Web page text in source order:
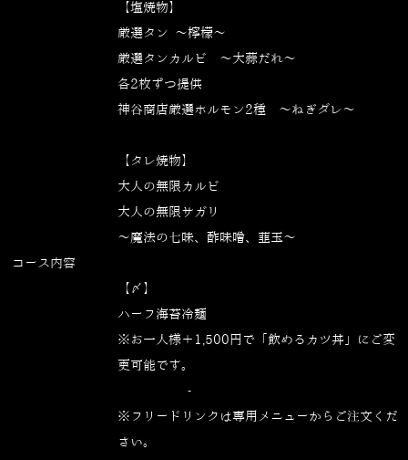
コース内容
【塩焼物】
厳選タン ～檸檬～
厳選タンカルビ ～大蒜だれ～
各2枚ずつ提供
神谷商店厳選ホルモン2種 ～ねぎダレ～
【タレ焼物】
大人の無限カルビ
大人の無限サガリ
～魔法の七味、酢味噌、韮玉～
【〆】
ハーフ海苔冷麺
※お一人様＋1,500円で「飲めるカツ丼」にご変
更可能です。
———————————-
※フリードリンクは専用メニューからご注文くだ
さい。